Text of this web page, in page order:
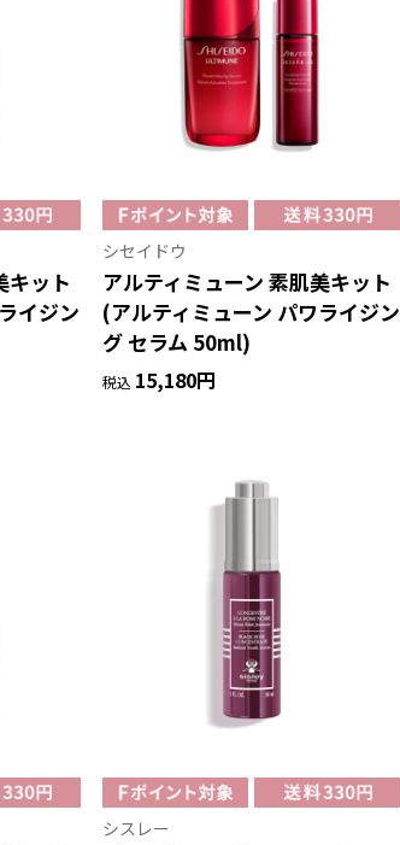
キット
イジン
シセイドウ
アルティミューン 素肌美キット
(アルティミューン パワライジン
グ セラム 50ml)
税込 15,180円
シスレー